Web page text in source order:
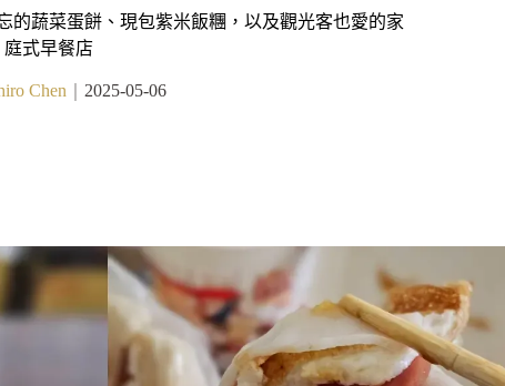
的蔬菜蛋餅、現包紫米飯糰，以及觀光客也愛的家
庭式早餐店
Chen 2025-05-06